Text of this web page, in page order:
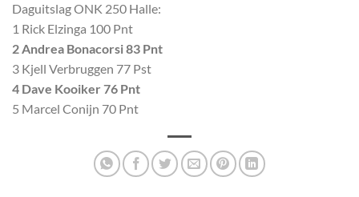
Daguitslag ONK 250 Halle:
1 Rick Elzinga 100 Pnt
2 Andrea Bonacorsi 83 Pnt
3 Kjell Verbruggen 77 Pst
4 Dave Kooiker 76 Pnt
5 Marcel Conijn 70 Pnt